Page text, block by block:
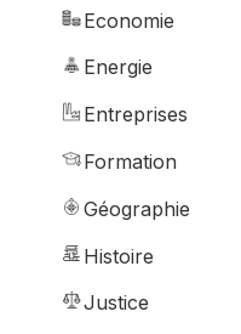
Economie
Energie
Entreprises
Formation
Géographie
Histoire
Justice